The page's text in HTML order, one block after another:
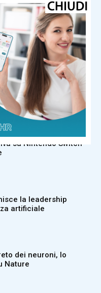
VI, l’anteprima è su
in Italia l’assistente
su Nintendo Switch
la leadership
artificiale
dei neuroni, lo
Nature